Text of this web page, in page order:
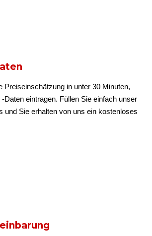
Preiseinschätzung in unter 30 Minuten,
Daten eintragen. Füllen Sie einfach unser
und Sie erhalten von uns ein kostenloses